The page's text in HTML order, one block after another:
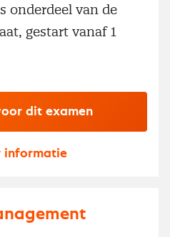
onderdeel van de
gestart vanaf 1
dit examen
informatie